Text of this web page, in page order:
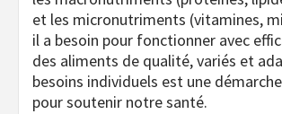
et les micronutriments (vitamines,
il a besoin pour fonctionner avec
des aliments de qualité, variés et
besoins individuels est une
pour soutenir notre santé.